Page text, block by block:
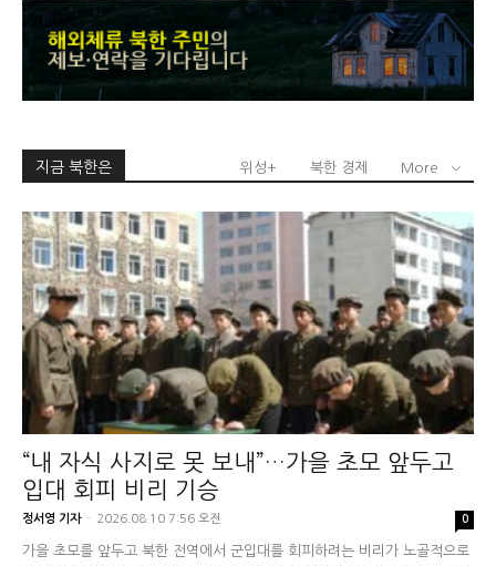
지금 북한은 위성+ 북한 경제 More
“내 자식 사지로 못 보내”…가을 초모 앞두고
입대 회피 비리 기승
정서영 기자 - 2026.08.10 7:56 오전 0
가을 초모를 앞두고 북한 전역에서 군입대를 회피하려는 비리가 노골적으로